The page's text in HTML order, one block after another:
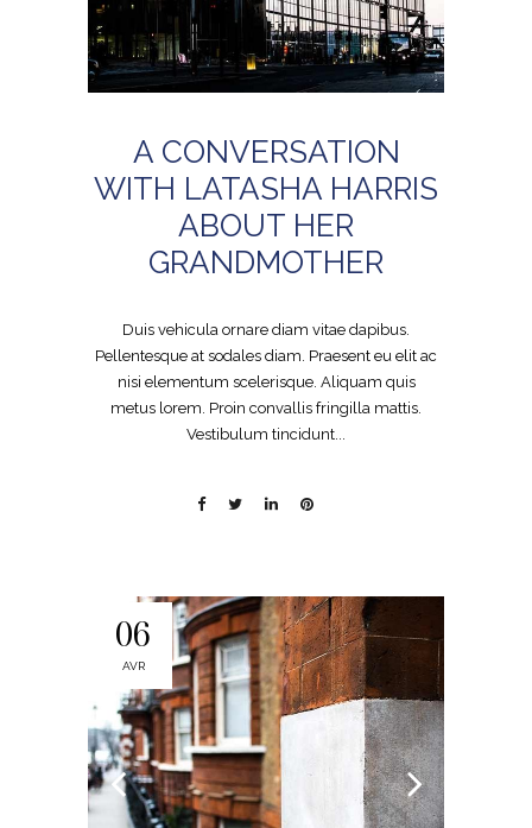
A CONVERSATION
WITH LATASHA HARRIS
ABOUT HER
GRANDMOTHER
Duis vehicula ornare diam vitae dapibus.
Pellentesque at sodales diam. Praesent eu elit ac
nisi elementum scelerisque. Aliquam quis
metus lorem. Proin convallis fringilla mattis.
Vestibulum tincidunt...
06
AVR